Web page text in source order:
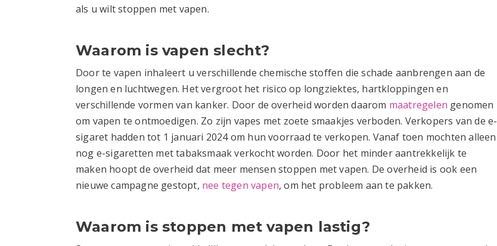
als u wilt stoppen met vapen.
Waarom is vapen slecht?
Door te vapen inhaleert u verschillende chemische stoffen die schade aanbrengen aan de
longen en luchtwegen. Het vergroot het risico op longziektes, hartkloppingen en
verschillende vormen van kanker. Door de overheid worden daarom maatregelen genomen
om vapen te ontmoedigen. Zo zijn vapes met zoete smaakjes verboden. Verkopers van de e-
sigaret hadden tot 1 januari 2024 om hun voorraad te verkopen. Vanaf toen mochten alleen
nog e-sigaretten met tabaksmaak verkocht worden. Door het minder aantrekkelijk te
maken hoopt de overheid dat meer mensen stoppen met vapen. De overheid is ook een
nieuwe campagne gestopt, nee tegen vapen, om het probleem aan te pakken.
Waarom is stoppen met vapen lastig?